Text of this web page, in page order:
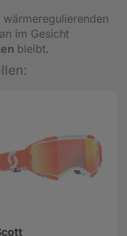
im Gesicht
bleibt.